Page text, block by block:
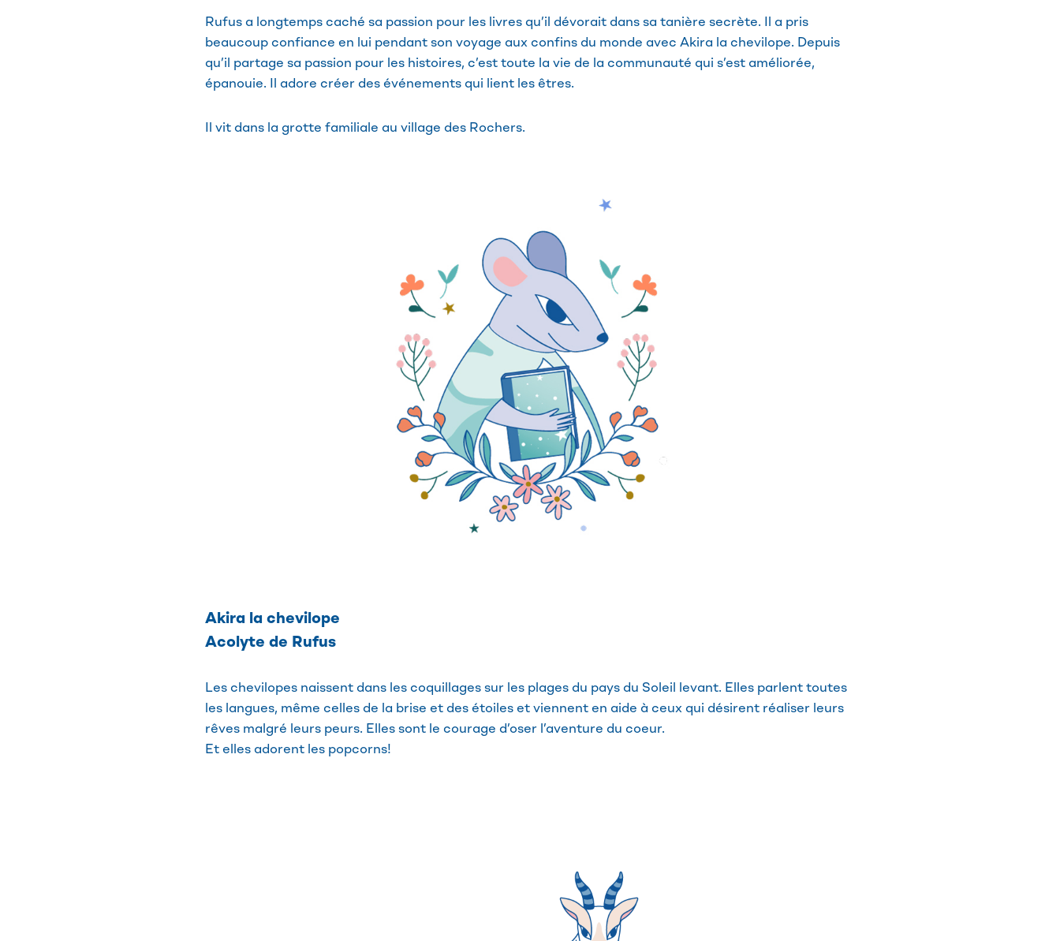
Rufus a longtemps caché sa passion pour les livres qu’il dévorait dans sa tanière secrète. Il a pris
beaucoup confiance en lui pendant son voyage aux confins du monde avec Akira la chevilope. Depuis
qu’il partage sa passion pour les histoires, c’est toute la vie de la communauté qui s’est améliorée,
épanouie. Il adore créer des événements qui lient les êtres.
Il vit dans la grotte familiale au village des Rochers.
Akira la chevilope
Acolyte de Rufus
Les chevilopes naissent dans les coquillages sur les plages du pays du Soleil levant. Elles parlent toutes
les langues, même celles de la brise et des étoiles et viennent en aide à ceux qui désirent réaliser leurs
rêves malgré leurs peurs. Elles sont le courage d’oser l’aventure du coeur.
Et elles adorent les popcorns!